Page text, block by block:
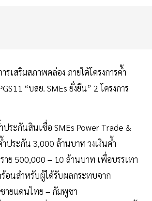
รเสริมสภาพคล่อง ภายใต้โครงการค้ำ
“บสย. SMEs ยั่งยืน” 2 โครงการ
ประกันสินเชื่อ SMEs Power Trade &
ำประกัน 3,000 ล้านบาท วงเงินค้ำ
าย 500,000 – 10 ล้านบาท เพื่อบรรเทา
ร้อนสำหรับผู้ได้รับผลกระทบจาก
ายแดนไทย – กัมพูชา